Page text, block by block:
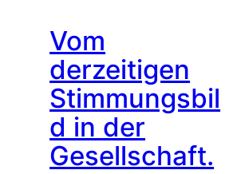
Vom
derzeitigen
Stimmungsbil
d in der
Gesellschaft.